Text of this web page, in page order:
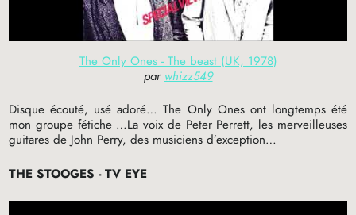
The Only Ones - The beast (UK, 1978)
par whizz549
Disque écouté, usé adoré… The Only Ones ont longtemps été
mon groupe fétiche …La voix de Peter Perrett, les merveilleuses
guitares de John Perry, des musiciens d’exception…
THE STOOGES -TV EYE